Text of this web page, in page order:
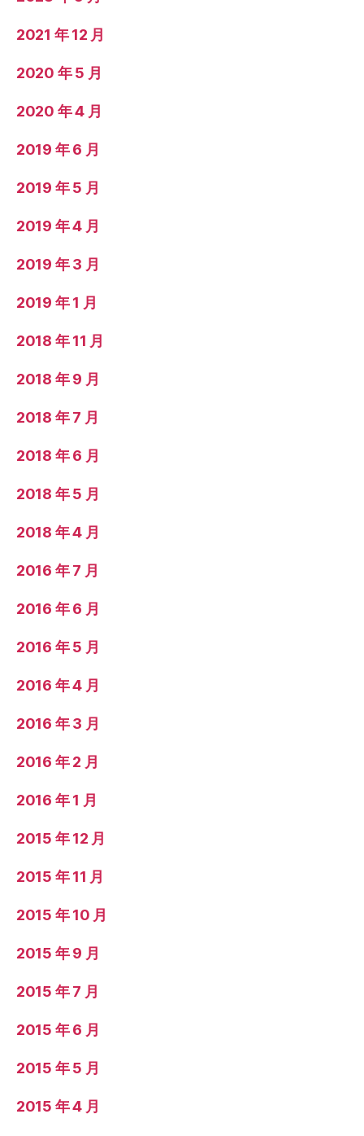
2021 年 12 月
2020 年 5 月
2020 年 4 月
2019 年 6 月
2019 年 5 月
2019 年 4 月
2019 年 3 月
2019 年 1 月
2018 年 11 月
2018 年 9 月
2018 年 7 月
2018 年 6 月
2018 年 5 月
2018 年 4 月
2016 年 7 月
2016 年 6 月
2016 年 5 月
2016 年 4 月
2016 年 3 月
2016 年 2 月
2016 年 1 月
2015 年 12 月
2015 年 11 月
2015 年 10 月
2015 年 9 月
2015 年 7 月
2015 年 6 月
2015 年 5 月
2015 年 4 月